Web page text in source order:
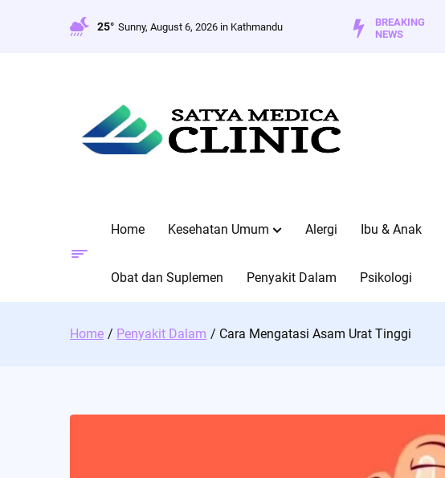
25° Sunny, August 6, 2026 in Kathmandu
BREAKING
NEWS
Home Kesehatan Umum Alergi Ibu & Anak
Obat dan Suplemen Penyakit Dalam Psikologi
Home Penyakit Dalam Cara Mengatasi Asam Urat Tinggi